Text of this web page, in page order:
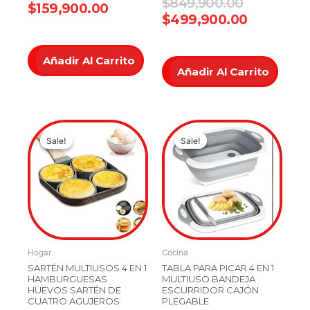
0
$159,900.00
Añadir Al Carrito
en
0
$499,900.00
Añadir Al Carrito
Sale!
Sale!
Hogar
SARTÉN MULTIUSOS 4 EN 1
HAMBURGUESAS
HUEVOS SARTÉN DE
CUATRO AGUJEROS
Original
price
was:
$129,900.00.
Current
price
is:
$59,900.00.
Sale!
Sale!
Cocina
TABLA PARA PICAR 4 EN 1
MULTIUSO BANDEJA
ESCURRIDOR CAJÓN
PLEGABLE
Original
price
was:
Current
price
is: